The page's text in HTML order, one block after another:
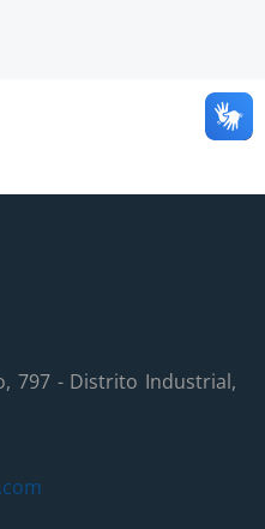
797 - Distrito Industrial,